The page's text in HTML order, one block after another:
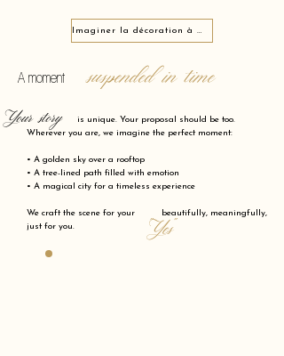
Imaginer la décoration à Goutte-d’Or 75018
A moment suspended in time
is unique. Your proposal should be too.
Wherever you are, we imagine the perfect moment:
• A golden sky over a rooftop
• A tree-lined path filled with emotion
• A magical city for a timeless experience
We craft the scene for your beautifully, meaningfully,
just for you.
"Yes"
Your story